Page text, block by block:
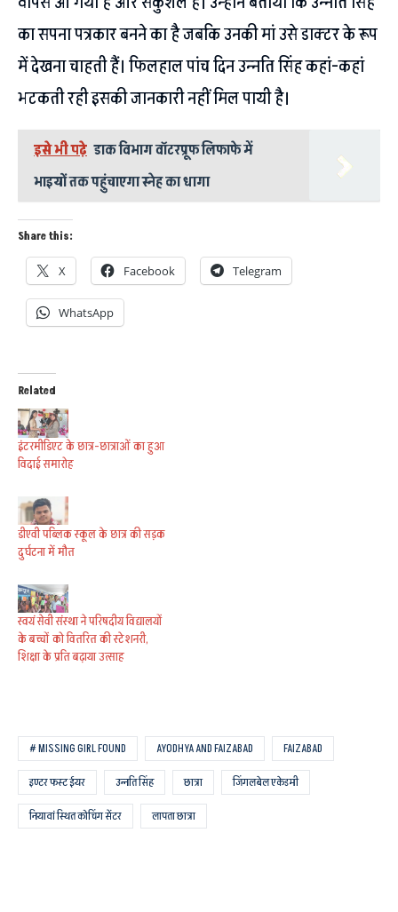
का सपना पत्रकार बनने का है जबकि उनकी मां उसे डाक्टर के रूप
में देखना चाहती हैं। फिलहाल पांच दिन उन्नति सिंह कहां-कहां
भटकती रही इसकी जानकारी नहीं मिल पायी है।
इसे भी पढ़े डाक विभाग वॉटरप्रूफ लिफाफे में
भाइयों तक पहुंचाएगा स्नेह का धागा
Share this:
X Facebook Telegram
WhatsApp
Related
इंटरमीडिएट के छात्र-छात्राओं का हुआ
विदाई समारोह
डीएवी पब्लिक स्कूल के छात्र की सड़क
दुर्घटना में मौत
स्वयं सेवी संस्था ने परिषदीय विद्यालयों
के बच्चों को वितरित की स्टेशनरी,
शिक्षा के प्रति बढ़ाया उत्साह
# MISSING GIRL FOUND AYODHYA AND FAIZABAD FAIZABAD
इण्टर फस्ट ईयर उन्नति सिंह छात्रा जिंगलबेल एकेडमी
नियावां स्थित कोचिंग सेंटर लापता छात्रा